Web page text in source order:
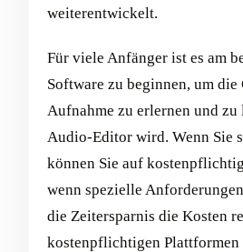
weiterentwickelt.
Für viele Anfänger ist es am
Software zu beginnen, um
Aufnahme zu erlernen und zu
Audio-Editor wird. Wenn Sie
können Sie auf
wenn spezielle
die Zeitersparnis die Kosten
kostenpflichtigen Plattformen